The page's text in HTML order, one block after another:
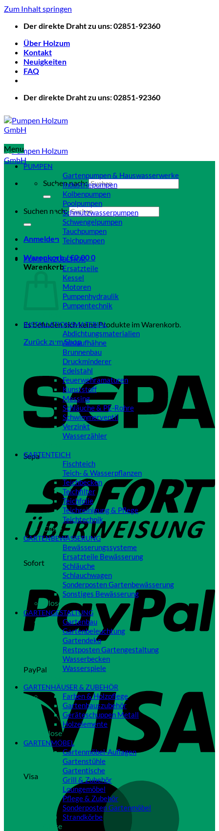
Zum Inhalt springen
Der direkte Draht zu uns: 02851-92360
Über Holzum
Kontakt
Neuigkeiten
FAQ
Der direkte Draht zu uns: 02851-92360
Suchen nach:
Suchen nach:
Anmelden
Warenkorb /€0,000
Warenkorb
Es befinden sich keine Produkte im Warenkorb.
Zurück zum Shop
Sepa
Sofort
PayPal
Visa
Menu
PUMPEN
Gartenpumpen & Hauswasserwerke
Industriepumpen
Kolbenpumpen
Poolpumpen
Schmutzwasserpumpen
Schwengelpumpen
Tauchpumpen
Teichpumpen
PUMPENZUBEHÖR
Ersatzteile
Kessel
Motoren
Pumpenhydraulik
Pumpentechnik
INSTALLATIONSMATERIAL
Abdichtungsmaterialien
Auslaufhähne
Brunnenbau
Druckminderer
Edelstahl
Feuerwehramaturen
Kunststoff
Messing
Schläuche & PE-Rohre
Schwimmerventil
Verzinkt
Wasserzähler
GARTENTEICH
Fischteich
Teich- & Wasserpflanzen
Teichbecken
Teichfilter
Teichfolie
Teichreinigung & Pflege
Teichtechnik
Close
GARTENBEWÄSSERUNG
Bewässerungssysteme
Ersatzteile Bewässerung
Schläuche
Schlauchwagen
Sonderposten Gartenbewässerung
Sonstiges Bewässerung
Close
GARTENGESTALTUNG
Gartenbau
Gartenbeleuchtung
Gartendeko
Restposten Gartengestaltung
Wasserbecken
Wasserspiele
GARTENHÄUSER & ZUBEHÖR
Farben & Holzpflege
Gartenhauszubehör
Geräteschuppen Metall
Holzelemente
Close
GARTENMÖBEL
Gartenmöbel-Auflagen
Gartenstühle
Gartentische
Grill & Zubehör
Loungemöbel
Pflege & Zubehör
Sonderposten Gartenmöbel
Strandkörbe
Close